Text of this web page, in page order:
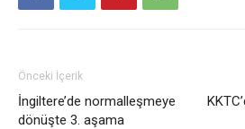
Önceki İçerik
İngiltere’de normalleşmeye
dönüşte 3. aşama